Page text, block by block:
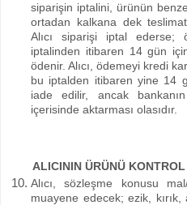
siparişin iptalini, ürünün
ortadan kalkana dek
Alıcı siparişi iptal ederse;
iptalinden itibaren 14 gün
ödenir. Alıcı, ödemeyi kredi
bu iptalden itibaren yine 14
iade edilir, ancak
içerisinde aktarması olasıdır.
ALICININ ÜRÜNÜ
Alıcı, sözleşme konusu
muayene edecek; ezik, kırık,